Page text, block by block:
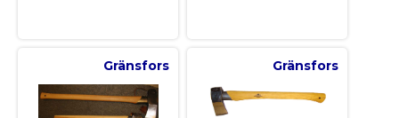
Gränsfors Gränsfors